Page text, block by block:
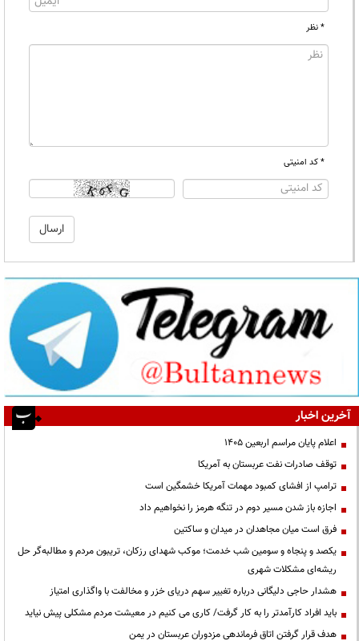
* نظر
* کد امنیتی
آخرین اخبار
اعلام پایان مراسم اربعین ۱۴۰۵
توقف صادرات نفت عربستان به آمریکا
ترامپ از افشای کمبود مهمات آمریکا خشمگین است
اجازه باز شدن مسیر دوم در تنگه هرمز را نخواهیم داد
فرق است میان مجاهدان در میدان و ساکتین
یکصد و پنجاه و سومین شب خدمت؛ موکب شهدای رزکان، تریبون مردم و مطالبه‌گر حل
ریشه‌ای مشکلات شهری
هشدار حاجی دلیگانی درباره تغییر سهم دریای خزر و مخالفت با واگذاری امتیاز
باید افراد کارآمدتر را به کار گرفت/ کاری می کنیم در معیشت مردم مشکلی پیش نیاید
هدف قرار گرفتن اتاق‌ فرماندهی مزدوران عربستان در یمن